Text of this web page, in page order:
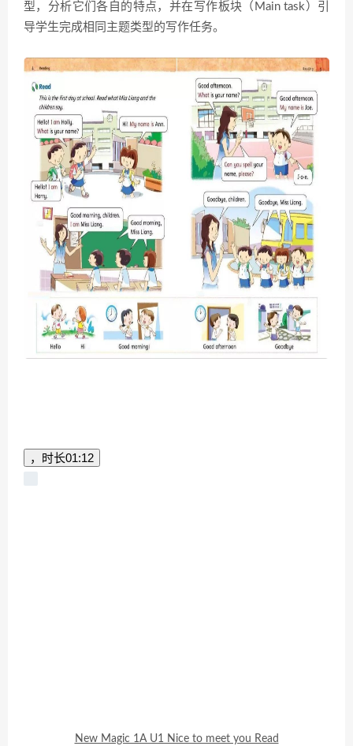
型，分析它们各自的特点，并在写作板块（Main task）引
导学生完成相同主题类型的写作任务。
，时长01:12
New Magic 1A U1 Nice to meet you Read